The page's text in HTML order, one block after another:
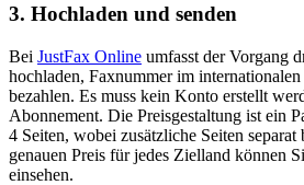
3. Hochladen und senden
Bei JustFax Online umfasst der Vorgang
hochladen, Faxnummer im
bezahlen. Es muss kein Konto erstellt
Abonnement. Die Preisgestaltung ist ein
4 Seiten, wobei zusätzliche Seiten separat
genauen Preis für jedes Zielland können
einsehen.